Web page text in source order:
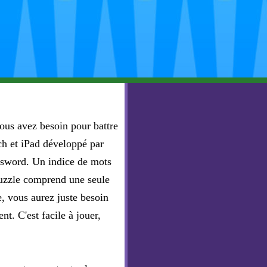
avez besoin pour battre
et iPad développé par
Un indice de mots
comprend une seule
vous aurez juste besoin
C'est facile à jouer,